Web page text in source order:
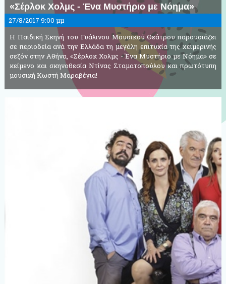
«Σέρλοκ Χολμς - Ένα Μυστήριο με Νόημα»
27/8/2017 9:00 μμ
Η Παιδική Σκηνή του Γυάλινου Μουσικού Θεάτρου παρουσιάζει
σε περιοδεία ανά την Ελλάδα τη μεγάλη επιτυχία της χειμερινής
σεζόν στην Αθήνα, «Σέρλοκ Χολμς - Ένα Μυστήριο με Νόημα» σε
κείμενο και σκηνοθεσία Ντίνας Σταματοπούλου και πρωτότυπη
μουσική Κωστή Μαραβέγια!